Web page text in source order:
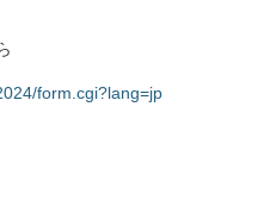
form.cgi?lang=jp